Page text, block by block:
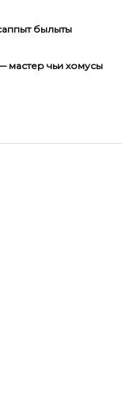
былыты
мастер чьи хомусы